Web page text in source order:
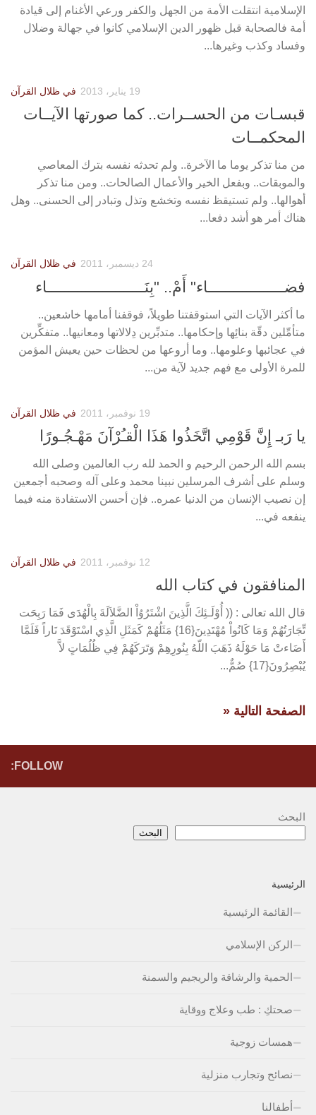
الإسلامية انتقلت الأمة من الجهل والكفر ورعي الأغنام إلى قيادة
أمة فالصحابة قبل ظهور الدين الإسلامي كانوا في جهالة وضلال
وفساد وكذب وغيرها...
في ظلال القرآن 19 يناير، 2013
قبسـات من الحســرات.. كما صورتها الآيــات
المحكمــات
من منا تذكر يوما ما الآخرة.. ولم تحدثه نفسه بترك المعاصي
والموبقات.. وبفعل الخير والأعمال الصالحات.. ومن منا تذكر
أهوالها.. ولم تستيقظ نفسه وتخشع وتذل وتبادر إلى الحسنى.. وهل
هناك أمر هو أشد دفعا...
في ظلال القرآن 24 ديسمبر، 2011
فضــــــــــــــــــاء" أَمْ.. "بِنَـــــــــــــــــــــــاء
ما أكثر الآيات التي استوقفتنا طويلاً، فوقفنا أمامها خاشعين..
متأمِّلين دقّة بنائِها وإحكامها.. متدبِّرين دِلالاتها ومعانيها.. متفكِّرين
في عجائبها وعلومها.. وما أروعها من لحظات حين يعيش المؤمن
للمرة الأولى مع فهم جديد لآية من...
في ظلال القرآن 19 نوفمبر، 2011
يا رَبـ إِنَّ قَوْمِي اتَّخَذُوا هَذَا الْقـُرْآنَ مَهْـجُـورًا
بسم الله الرحمن الرحيم و الحمد لله رب العالمين وصلى الله
وسلم على أشرف المرسلين نبينا محمد وعلى آله وصحبه أجمعين
إن نصيب الإنسان من الدنيا عمره.. فإن أحسن الاستفادة منه فيما
ينفعه في...
في ظلال القرآن 12 نوفمبر، 2011
المنافقون في كتاب الله
قال الله تعالى : (( أُوْلَـئِكَ الَّذِينَ اشْتَرُوُاْ الضَّلاَلَةَ بِالْهُدَى فَمَا رَبِحَت
تِّجَارَتُهُمْ وَمَا كَانُواْ مُهْتَدِينَ{16} مَثَلُهُمْ كَمَثَلِ الَّذِي اسْتَوْقَدَ نَاراً فَلَمَّا
أَضَاءتْ مَا حَوْلَهُ ذَهَبَ اللّهُ بِنُورِهِمْ وَتَرَكَهُمْ فِي ظُلُمَاتٍ لاَّ
يُبْصِرُونَ{17} صُمٌّ...
الصفحة التالية «
FOLLOW:
البحث
البحث
الرئيسية
القائمة الرئيسية
الركن الإسلامي
الحمية والرشاقة والريجيم والسمنة
صحتكِ : طب وعلاج ووقاية
همسات زوجية
نصائح وتجارب منزلية
أطفالنا